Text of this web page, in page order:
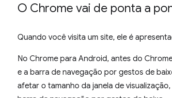
O Chrome vai de ponta a
Quando você visita um site, ele é
No Chrome para Android, antes do
e a barra de navegação por gestos de
afetar o tamanho da janela de